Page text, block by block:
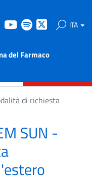
Bluesky
Youtube
Spotify ITA
del Farmaco
di richiesta
SUN -